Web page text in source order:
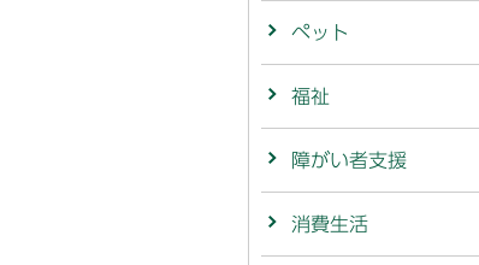
ペット
福祉
障がい者支援
消費生活